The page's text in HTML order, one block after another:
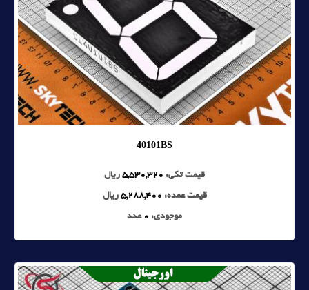
40101BS
قیمت تکی: 5,530,320 ریال
قیمت عمده: 5,288,400 ریال
موجودی: 0 عدد